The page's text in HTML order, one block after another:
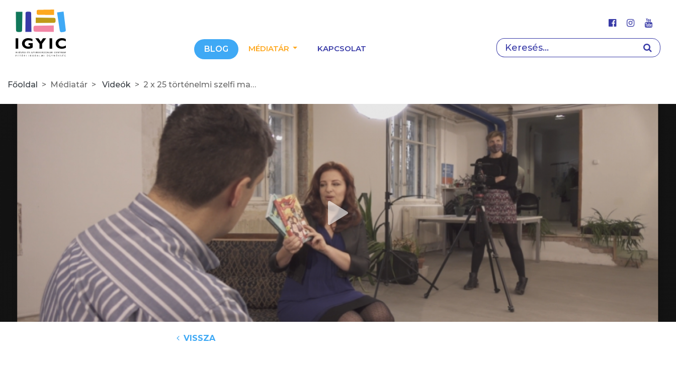
BLOG MÉDIATÁR KAPCSOLAT
Főoldal Médiatár Videók 2 x 25 történelmi szelfi mai kamaszoknak // Meseterasz
VISSZA